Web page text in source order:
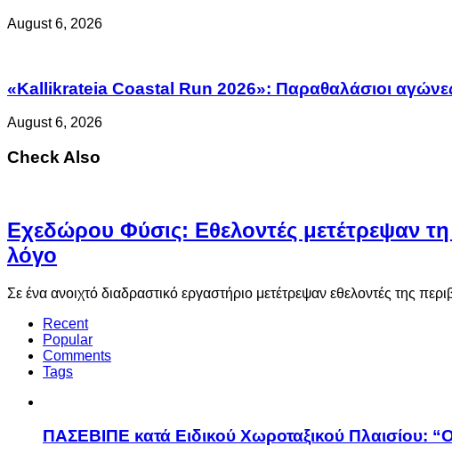
August 6, 2026
«Kallikrateia Coastal Run 2026»: Παραθαλάσιοι
August 6, 2026
Check Also
Eχεδώρου Φύσις: Εθελοντές μετέτρεψαν
λόγο
Σε ένα ανοιχτό διαδραστικό εργαστήριο μετέτρεψαν εθελοντές της
Recent
Popular
Comments
Tags
ΠΑΣΕΒΙΠΕ κατά Ειδικού Χωροταξικού Πλαισίου: